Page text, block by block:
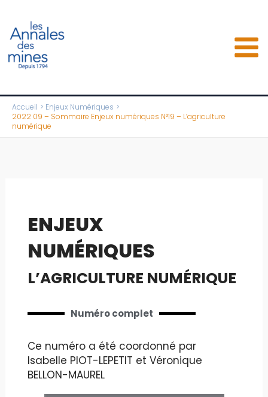
contenu
Accueil
Enjeux Numériques
2022 09 – Sommaire Enjeux numériques N°19 – L’agriculture
numérique
ENJEUX
NUMÉRIQUES
L’AGRICULTURE NUMÉRIQUE
Numéro complet
Ce numéro a été coordonné par
Isabelle PIOT-LEPETIT et Véronique
BELLON-MAUREL